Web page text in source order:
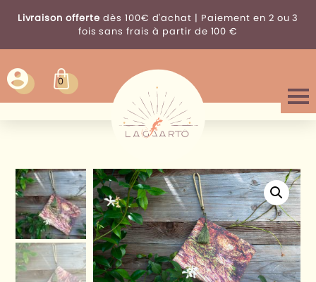
Livraison offerte dès 100€ d'achat | Paiement en 2 ou 3
fois sans frais à partir de 100 €
0